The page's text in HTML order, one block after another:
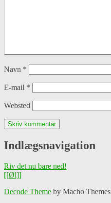
Navn *
E-mail *
Websted
Indlægsnavigation
Riv det nu bare ned!
[[Øl]]
Decode Theme by Macho Themes